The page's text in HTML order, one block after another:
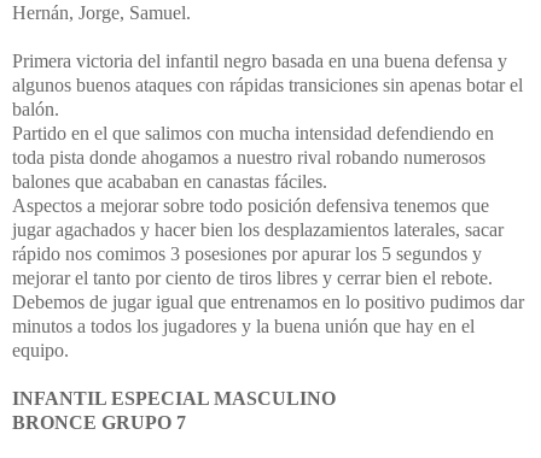
Hernán, Jorge, Samuel.
Primera victoria del infantil negro basada en una buena defensa y
algunos buenos ataques con rápidas transiciones sin apenas botar el
balón.
Partido en el que salimos con mucha intensidad defendiendo en
toda pista donde ahogamos a nuestro rival robando numerosos
balones que acababan en canastas fáciles.
Aspectos a mejorar sobre todo posición defensiva tenemos que
jugar agachados y hacer bien los desplazamientos laterales, sacar
rápido nos comimos 3 posesiones por apurar los 5 segundos y
mejorar el tanto por ciento de tiros libres y cerrar bien el rebote.
Debemos de jugar igual que entrenamos en lo positivo pudimos dar
minutos a todos los jugadores y la buena unión que hay en el
equipo.
INFANTIL ESPECIAL MASCULINO
BRONCE GRUPO 7